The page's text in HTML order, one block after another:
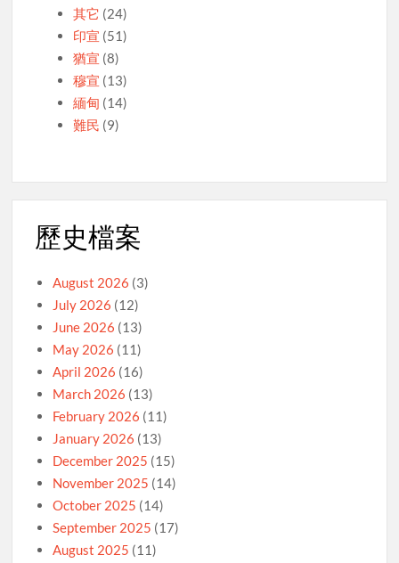
其它 (24)
印宣 (51)
猶宣 (8)
穆宣 (13)
緬甸 (14)
難民 (9)
歷史檔案
August 2026 (3)
July 2026 (12)
June 2026 (13)
May 2026 (11)
April 2026 (16)
March 2026 (13)
February 2026 (11)
January 2026 (13)
December 2025 (15)
November 2025 (14)
October 2025 (14)
September 2025 (17)
August 2025 (11)